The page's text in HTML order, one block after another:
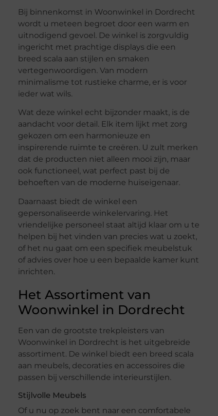
Bij binnenkomst in Woonwinkel in Dordrecht
wordt u meteen begroet door een warm en
uitnodigend gevoel. De winkel is zorgvuldig
ingericht met prachtige displays die een
breed scala aan stijlen en smaken
vertegenwoordigen. Van modern
minimalisme tot rustieke charme, er is voor
ieder wat wils.
Wat deze winkel echt bijzonder maakt, is de
aandacht voor detail. Elk item lijkt met zorg
gekozen om een harmonieuze en
inspirerende ruimte te creëren. U zult merken
dat de producten niet alleen mooi zijn, maar
ook functioneel, wat perfect past bij de
behoeften van de moderne huiseigenaar.
Daarnaast biedt de winkel een
gepersonaliseerde winkelervaring. Het
vriendelijke personeel staat altijd klaar om u te
helpen bij het vinden van precies wat u zoekt,
of het nu gaat om een specifiek meubelstuk
of advies over hoe u een bepaalde kamer kunt
inrichten.
Het Assortiment van
Woonwinkel in Dordrecht
Een van de grootste trekpleisters van
Woonwinkel in Dordrecht is het uitgebreide
assortiment. De winkel biedt een breed scala
aan meubels, decoraties en accessoires die
passen bij verschillende interieurstijlen.
Stijlvolle Meubels
Of u nu op zoek bent naar een comfortabele